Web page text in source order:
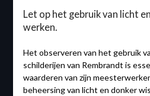
Let op het gebruik van licht
werken.
Het observeren van het gebruik
schilderijen van Rembrandt is
waarderen van zijn
beheersing van licht en donker